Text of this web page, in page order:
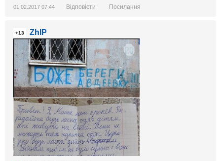
01.02.2017 07:44 Відповісти Посилання
+13 ZhIP